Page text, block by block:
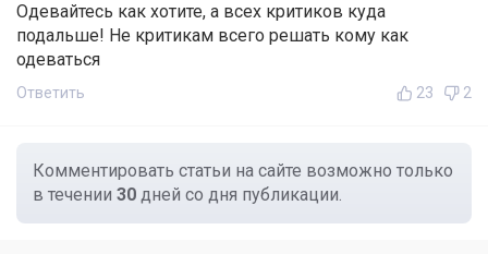
Одевайтесь как хотите, а всех критиков куда
подальше! Не критикам всего решать кому как
одеваться
Ответить 23 2
Комментировать статьи на сайте возможно только
в течении 30 дней со дня публикации.